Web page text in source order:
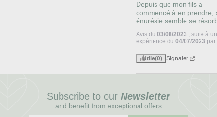
Depuis que mon fils a
commencé à en prendre,
énurésie semble se
Avis du03/08/2023 , suite à
expérience du04/07/2023 par
Utile(0) Signaler
Subscribe to our Newsletter
and benefit from exceptional offers